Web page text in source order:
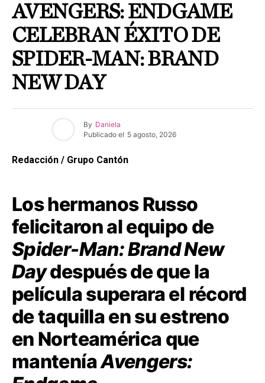
AVENGERS: ENDGAME
CELEBRAN ÉXITO DE
SPIDER-MAN: BRAND
NEW DAY
By Daniela
Publicado el 5 agosto, 2026
Redacción / Grupo Cantón
Los hermanos Russo
felicitaron al equipo de
Spider-Man: Brand New
Daydespués de que la
película superara el récord
de taquilla en su estreno
en Norteamérica que
manteníaAvengers: